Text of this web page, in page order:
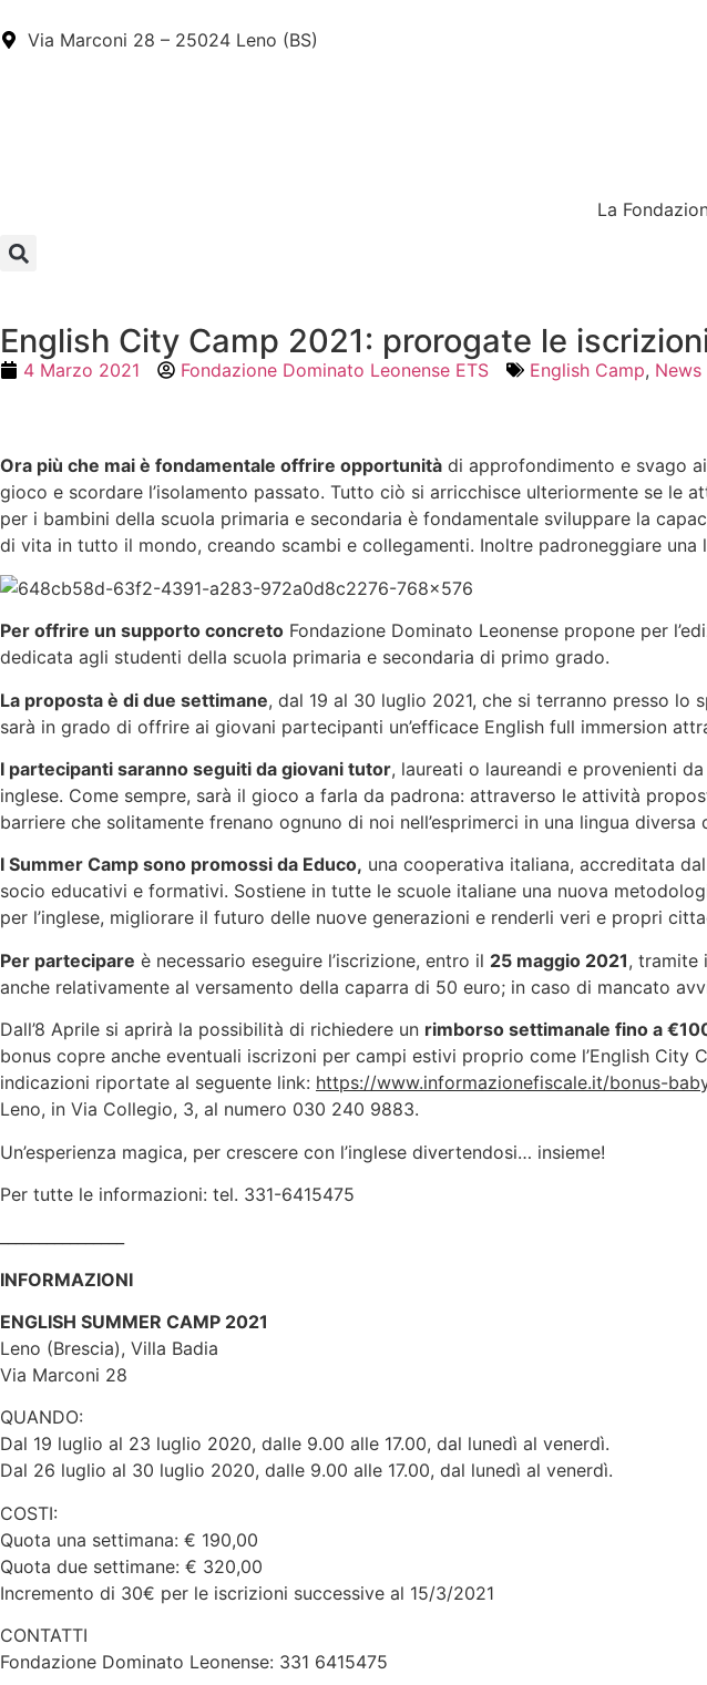
Via Marconi 28 – 25024 Leno (BS)
La
English City Camp 2021: prorogate le
4 Marzo 2021 Fondazione Dominato Leonense ETS English Camp, News
Ora più che mai è fondamentale offrire opportunità di approfondimento e svago
gioco e scordare l’isolamento passato. Tutto ciò si arricchisce ulteriormente se
per i bambini della scuola primaria e secondaria è fondamentale sviluppare la
di vita in tutto il mondo, creando scambi e collegamenti. Inoltre padroneggiare
Per offrire un supporto concreto Fondazione Dominato Leonense propone per
dedicata agli studenti della scuola primaria e secondaria di primo grado.
La proposta è di due settimane, dal 19 al 30 luglio 2021, che si terranno presso
sarà in grado di offrire ai giovani partecipanti un’efficace English full immersion
I partecipanti saranno seguiti da giovani tutor, laureati o laureandi e provenienti
inglese. Come sempre, sarà il gioco a farla da padrona: attraverso le attività
barriere che solitamente frenano ognuno di noi nell’esprimerci in una lingua diversa
I Summer Camp sono promossi da Educo, una cooperativa italiana, accreditata
socio educativi e formativi. Sostiene in tutte le scuole italiane una nuova
per l’inglese, migliorare il futuro delle nuove generazioni e renderli veri e propri
Per partecipare è necessario eseguire l’iscrizione, entro il 25 maggio 2021, tramite
anche relativamente al versamento della caparra di 50 euro; in caso di mancato
Dall’8 Aprile si aprirà la possibilità di richiedere un rimborso settimanale fino a
bonus copre anche eventuali iscrizoni per campi estivi proprio come l’English City
indicazioni riportate al seguente link: https://www.informazionefiscale.it/bonus-
Leno, in Via Collegio, 3, al numero 030 240 9883.
Un’esperienza magica, per crescere con l’inglese divertendosi… insieme!
Per tutte le informazioni: tel. 331-6415475
INFORMAZIONI
ENGLISH SUMMER CAMP 2021
Leno (Brescia), Villa Badia
Via Marconi 28
QUANDO:
Dal 19 luglio al 23 luglio 2020, dalle 9.00 alle 17.00, dal lunedì al venerdì.
Dal 26 luglio al 30 luglio 2020, dalle 9.00 alle 17.00, dal lunedì al venerdì.
COSTI:
Quota una settimana: € 190,00
Quota due settimane: € 320,00
Incremento di 30€ per le iscrizioni successive al 15/3/2021
CONTATTI
Fondazione Dominato Leonense: 331 6415475